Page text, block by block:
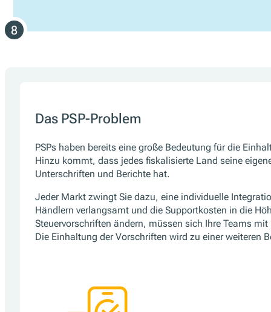
Das PSP-Problem
PSPs haben bereits eine große Bedeutung für die
Hinzu kommt, dass jedes fiskalisierte Land seine
Unterschriften und Berichte hat.
Jeder Markt zwingt Sie dazu, eine individuelle
Händlern verlangsamt und die Supportkosten in die
Steuervorschriften ändern, müssen sich Ihre Teams
Die Einhaltung der Vorschriften wird zu einer weiteren